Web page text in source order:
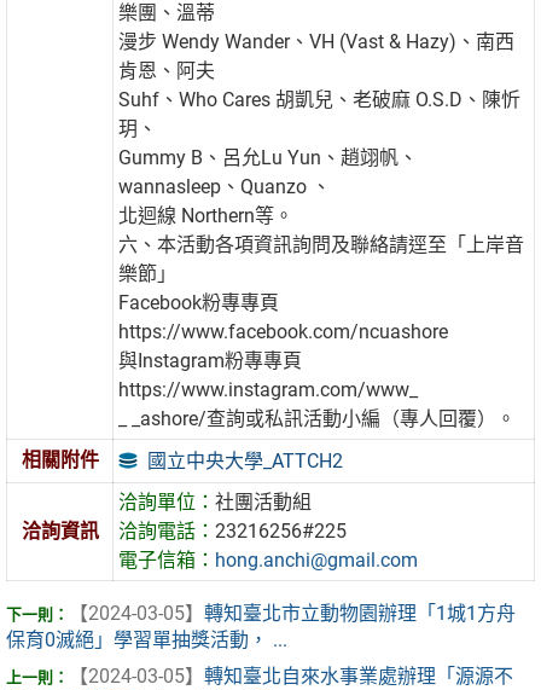
樂團、溫蒂
漫步 Wendy Wander、VH (Vast & Hazy)、南西
肯恩、阿夫
Suhf、Who Cares 胡凱兒、老破麻 O.S.D、陳忻
玥、
Gummy B、呂允Lu Yun、趙翊帆、
wannasleep、Quanzo 、
北迴線 Northern等。
六、本活動各項資訊詢問及聯絡請逕至「上岸音
樂節」
Facebook粉專專頁
https://www.facebook.com/ncuashore
與Instagram粉專專頁
https://www.instagram.com/www_
_ _ashore/查詢或私訊活動小編（專人回覆）。
相關附件
國立中央大學_ATTCH2
洽詢資訊
洽詢單位：社團活動組
洽詢電話：23216256#225
電子信箱： hong.anchi@gmail.com
【2024-03-05】 轉知臺北市立動物園辦理「1城1方舟
保育0滅絕」學習單抽獎活動， ...
【2024-03-05】 轉知臺北自來水事業處辦理「源源不